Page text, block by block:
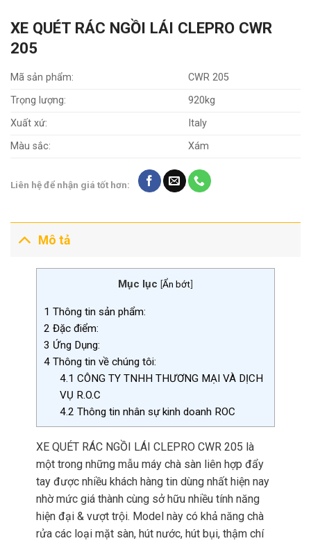
XE QUÉT RÁC NGỒI LÁI CLEPRO CWR
205
Mã sản phẩm:
CWR 205
Trọng lượng:
920kg
Xuất xứ:
Italy
Màu sắc:
Xám
Liên hệ để nhận giá tốt hơn:
Mô tả
Mục lục [Ẩn bớt]
1 Thông tin sản phẩm:
2 Đặc điểm:
3 Ứng Dụng:
4Thông tin về chúng tôi:
4.1 CÔNG TY TNHH THƯƠNG MẠI VÀ DỊCH
VỤ R.O.C
4.2 Thông tin nhân sự kinh doanh ROC
XE QUÉT RÁC NGỒI LÁI CLEPRO CWR 205 là
một trong những mẫu máy chà sàn liên hợp đẩy
tay được nhiều khách hàng tin dùng nhất hiện nay
nhờ mức giá thành cùng sở hữu nhiều tính năng
hiện đại & vượt trội. Model này có khả năng chà
rửa các loại mặt sàn, hút nước, hút bụi, thậm chí